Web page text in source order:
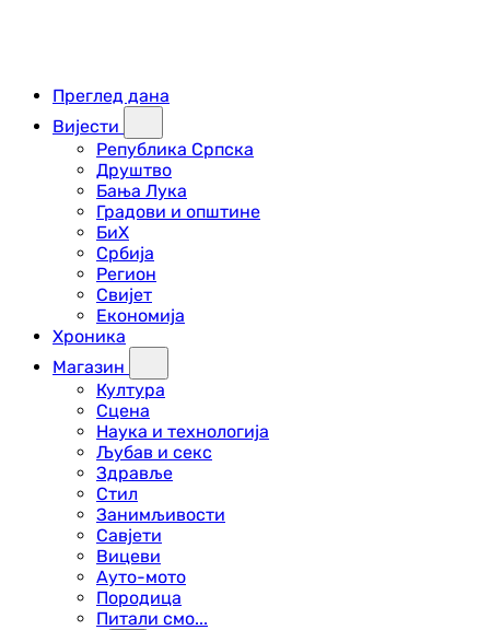
Преглед дана
Вијести
Република Српска
Друштво
Бања Лука
Градови и општине
БиХ
Србија
Регион
Свијет
Економија
Хроника
Магазин
Култура
Сцена
Наука и технологија
Љубав и секс
Здравље
Стил
Занимљивости
Савјети
Вицеви
Ауто-мото
Породица
Питали смо...